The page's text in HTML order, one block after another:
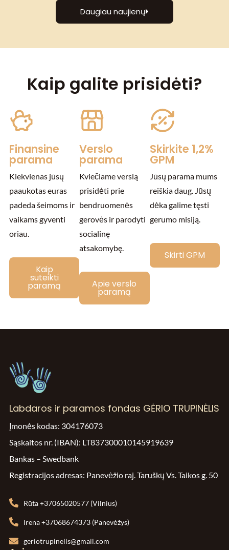
Daugiau naujienų
Kaip galite prisidėti?
Finansine
parama
Kiekvienas jūsų
paaukotas euras
padeda šeimoms ir
vaikams gyventi
oriau.
Kaip
suteikti
paramą
Verslo
parama
Kviečiame verslą
prisidėti prie
bendruomenės
gerovės ir parodyti
socialinę
atsakomybę.
Apie verslo
paramą
Skirkite 1,2%
GPM
Jūsų parama mums
reiškia daug. Jūsų
dėka galime tęsti
gerumo misiją.
Skirti GPM
Labdaros ir paramos fondas GĖRIO TRUPINĖLIS
Įmonės kodas: 304176073
Sąskaitos nr. (IBAN): LT837300010145919639
Bankas – Swedbank
Registracijos adresas: Panevėžio raj. Taruškų Vs. Taikos g. 50
Rūta +37065020577 (Vilnius)
Irena +37068674373 (Panevėžys)
geriotrupinelis@gmail.com